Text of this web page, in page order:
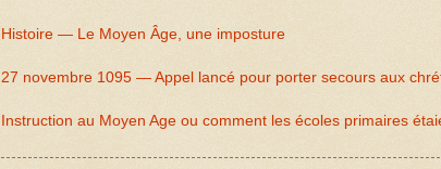
Histoire — Le Moyen Âge, une imposture
27 novembre 1095 — Appel lancé pour porter secours aux
Instruction au Moyen Age ou comment les écoles primaires